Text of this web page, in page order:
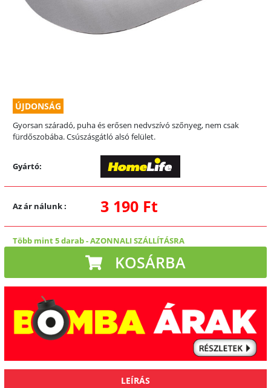
ÚJDONSÁG
Gyorsan száradó, puha és erősen nedvszívó szőnyeg, nem csak
fürdőszobába. Csúszásgátló alsó felület.
Gyártó:
Az ár nálunk: 3 190 Ft
Több mint 5 darab-AZONNALI SZÁLLÍTÁSRA
KOSÁRBA
LEÍRÁS